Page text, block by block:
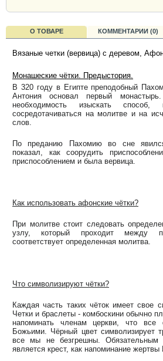
О ТОВАРЕ КОММЕНТАРИИ (0)
Вязаные четки (вервица) с деревом,
Монашеские чётки. Предыстория.
В 320 году в Египте преподобный
Антония основал первый
необходимость изыскать способ,
сосредотачиваться на молитве и на
слов.
По преданию Пахомию во сне
показал, как соорудить
приспособлением и была вервица.
Как использовать афонские чётки?
При молитве стоит следовать
узлу, который проходит между
соответствует определенная молитва.
Что символизируют чётки?
Каждая часть таких чёток имеет свое
Четки и браслеты - комбоскини обычно
напоминать членам церкви, что все
Божьими. Чёрный цвет символизирует
все мы не безгрешны. Обязательным
является крест, как напоминание жертвы